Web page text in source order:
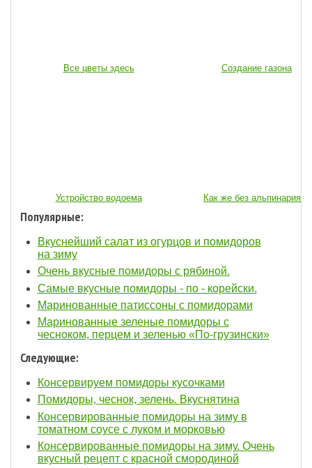
Все цветы здесь Создание газона
Устройство водоема Как же без альпинария...
Популярные:
Вкуснейший салат из огурцов и помидоров
на зиму
Очень вкусные помидоры с рябиной.
Самые вкусные помидоры - по - корейски.
Маринованные патиссоны с помидорами
Маринованные зеленые помидоры с
чесноком, перцем и зеленью «По-грузински»
Следующие:
Консервируем помидоры кусочками
Помидоры, чеснок, зелень. Вкуснятина
Консервированные помидоры на зиму в
томатном соусе с луком и морковью
Консервированные помидоры на зиму. Очень
вкусный рецепт с красной смородиной